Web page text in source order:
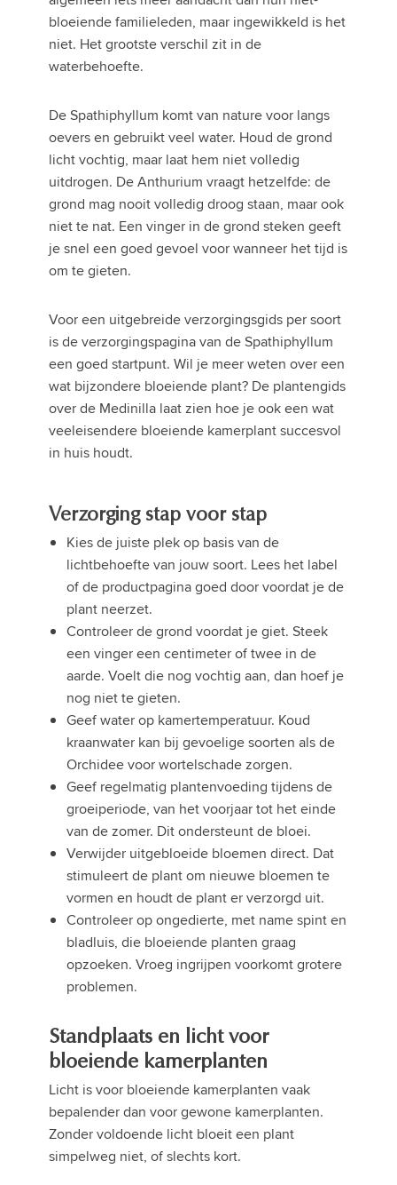
bloeiende familieleden, maar ingewikkeld is het
niet. Het grootste verschil zit in de
waterbehoefte.
De Spathiphyllum komt van nature voor langs
oevers en gebruikt veel water. Houd de grond
licht vochtig, maar laat hem niet volledig
uitdrogen. De Anthurium vraagt hetzelfde: de
grond mag nooit volledig droog staan, maar ook
niet te nat. Een vinger in de grond steken geeft
je snel een goed gevoel voor wanneer het tijd is
om te gieten.
Voor een uitgebreide verzorgingsgids per soort
is de verzorgingspagina van de Spathiphyllum
een goed startpunt. Wil je meer weten over een
wat bijzondere bloeiende plant? De plantengids
over de Medinilla laat zien hoe je ook een wat
veeleisendere bloeiende kamerplant succesvol
in huis houdt.
Verzorging stap voor stap
Kies de juiste plek op basis van de
lichtbehoefte van jouw soort. Lees het label
of de productpagina goed door voordat je de
plant neerzet.
Controleer de grond voordat je giet. Steek
een vinger een centimeter of twee in de
aarde. Voelt die nog vochtig aan, dan hoef je
nog niet te gieten.
Geef water op kamertemperatuur. Koud
kraanwater kan bij gevoelige soorten als de
Orchidee voor wortelschade zorgen.
Geef regelmatig plantenvoeding tijdens de
groeiperiode, van het voorjaar tot het einde
van de zomer. Dit ondersteunt de bloei.
Verwijder uitgebloeide bloemen direct. Dat
stimuleert de plant om nieuwe bloemen te
vormen en houdt de plant er verzorgd uit.
Controleer op ongedierte, met name spint en
bladluis, die bloeiende planten graag
opzoeken. Vroeg ingrijpen voorkomt grotere
problemen.
Standplaats en licht voor
bloeiende kamerplanten
Licht is voor bloeiende kamerplanten vaak
bepalender dan voor gewone kamerplanten.
Zonder voldoende licht bloeit een plant
simpelweg niet, of slechts kort.